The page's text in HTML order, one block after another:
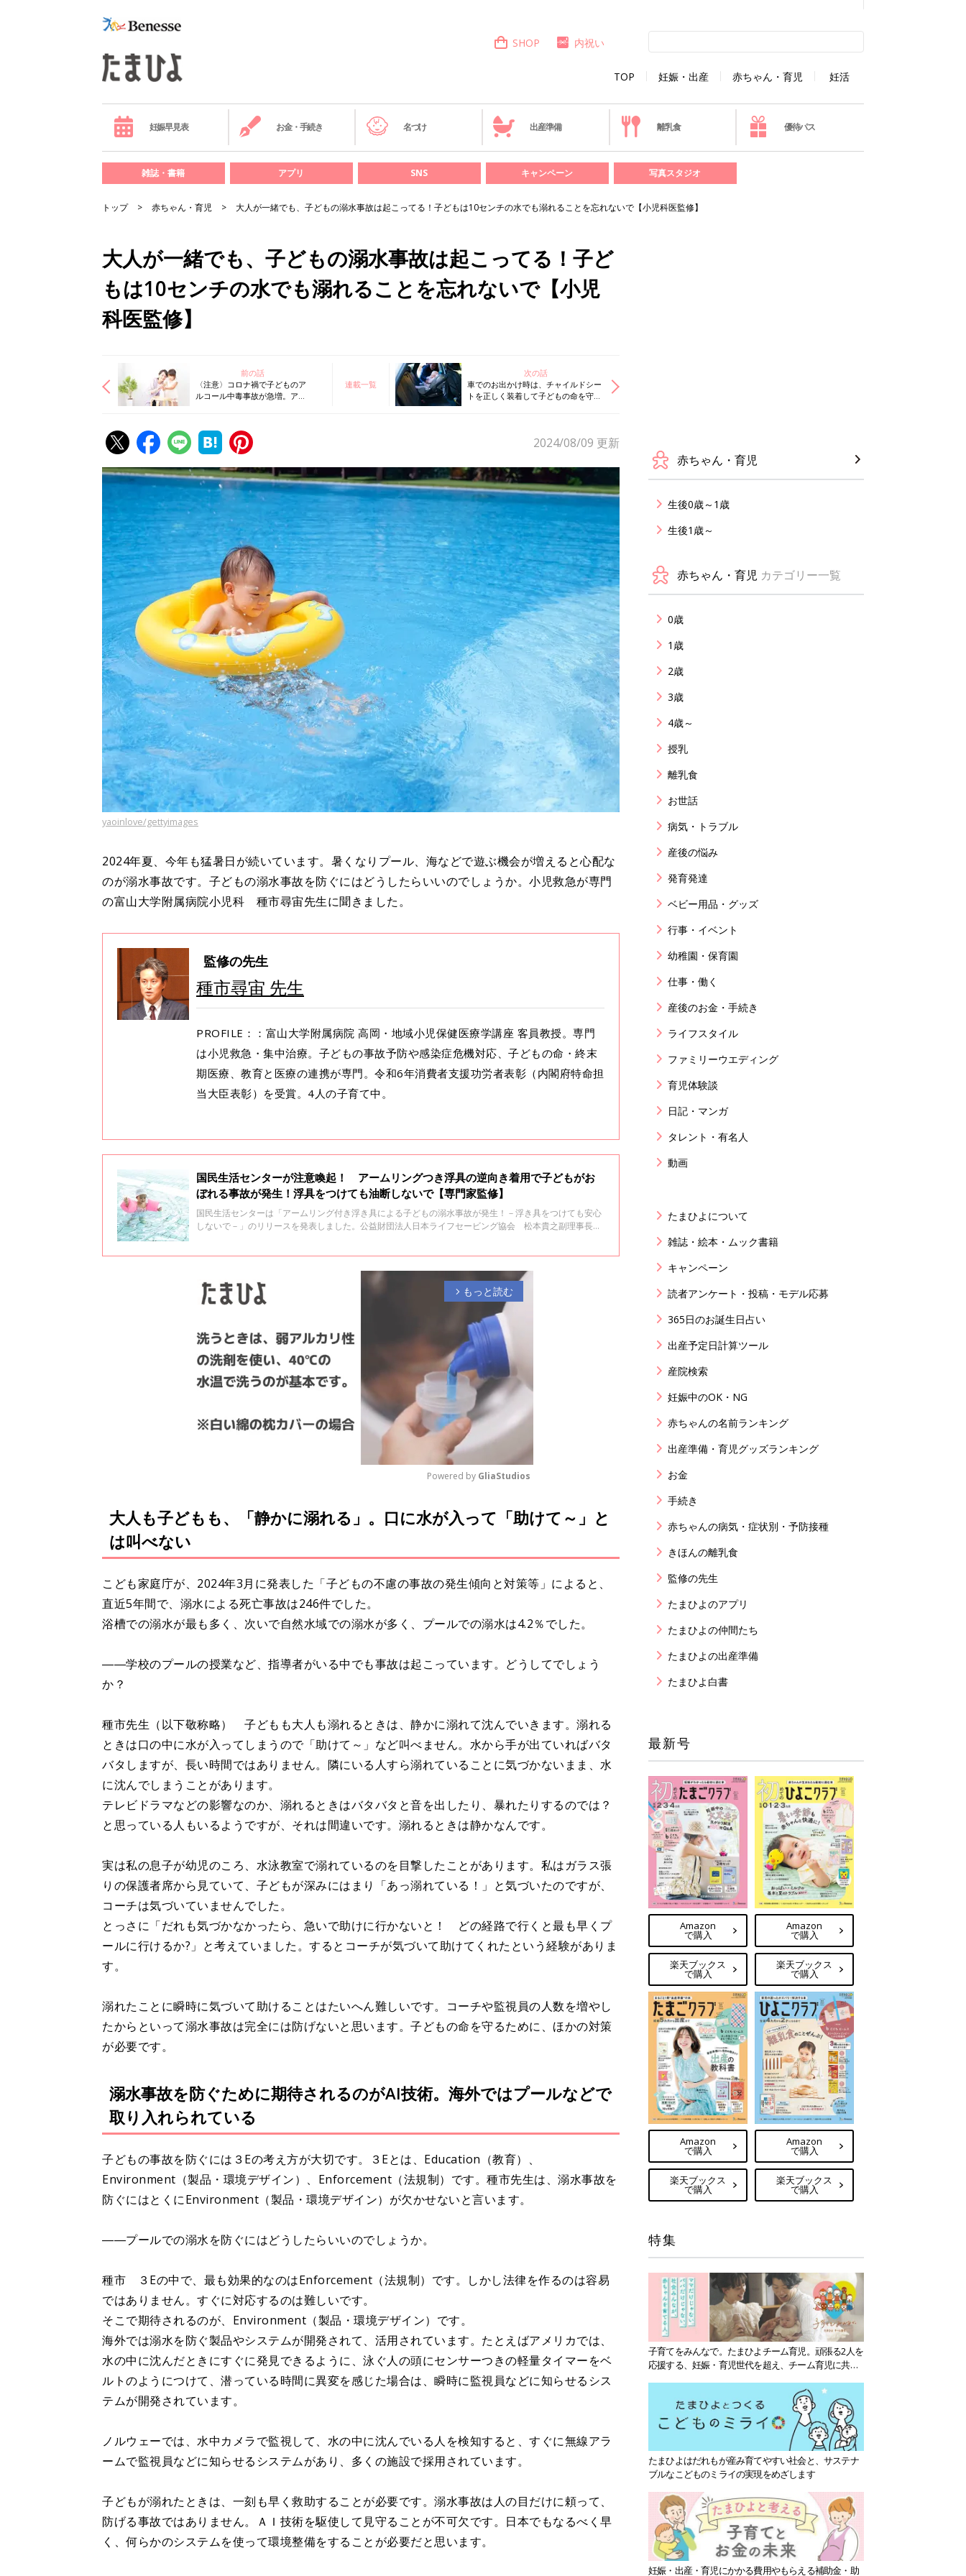
TOP 妊娠・出産 赤ちゃん・育児 妊活
SHOP 内祝い
妊娠早見表 お金・手続き 名づけ 出産準備 離乳食 優待パス
雑誌・書籍 アプリ SNS キャンペーン 写真スタジオ
トップ 赤ちゃん・育児 大人が一緒でも、子どもの溺水事故は起こってる！子どもは10センチの水でも溺れることを忘れないで【小児科医監修】
大人が一緒でも、子どもの溺水事故は起こってる！子ど
もは10センチの水でも溺れることを忘れないで【小児
科医監修】
前の話
〈注意〉コロナ禍で子どものア
ルコール中毒事故が急増。アル
連載一覧
次の話
車でのお出かけ時は、チャイルドシー
トを正しく装着して子どもの命を守っ
2024/08/09 更新
yaoinlove/gettyimages
2024年夏、今年も猛暑日が続いています。暑くなりプール、海などで遊ぶ機会が増えると心配な
のが溺水事故です。子どもの溺水事故を防ぐにはどうしたらいいのでしょうか。小児救急が専門
の富山大学附属病院小児科 種市尋宙先生に聞きました。
監修の先生
種市尋宙 先生
PROFILE：：富山大学附属病院 高岡・地域小児保健医療学講座 客員教授。専門
は小児救急・集中治療。子どもの事故予防や感染症危機対応、子どもの命・終末
期医療、教育と医療の連携が専門。令和6年消費者支援功労者表彰（内閣府特命担
当大臣表彰）を受賞。4人の子育て中。
国民生活センターが注意喚起！ アームリングつき浮具の逆向き着用で子どもがお
ぼれる事故が発生！浮具をつけても油断しないで【専門家監修】
国民生活センターは「アームリング付き浮き具による子どもの溺水事故が発生！－浮き具をつけても安心
しないで－」のリリースを発表しました。公益財団法人日本ライフセービング協会 松本貴之副理事長
arrow_forward_ios もっと読む
M
t
e
Powered by GliaStudios
大人も子どもも、「静かに溺れる」。口に水が入って「助けて～」と
は叫べない
こども家庭庁が、2024年3月に発表した「子どもの不慮の事故の発生傾向と対策等」によると、
直近5年間で、溺水による死亡事故は246件でした。
浴槽での溺水が最も多く、次いで自然水域での溺水が多く、プールでの溺水は4.2％でした。
――学校のプールの授業など、指導者がいる中でも事故は起こっています。どうしてでしょう
か？
種市先生（以下敬称略） 子どもも大人も溺れるときは、静かに溺れて沈んでいきます。溺れる
ときは口の中に水が入ってしまうので「助けて～」など叫べません。水から手が出ていればバタ
バタしますが、長い時間ではありません。隣にいる人すら溺れていることに気づかないまま、水
に沈んでしまうことがあります。
テレビドラマなどの影響なのか、溺れるときはバタバタと音を出したり、暴れたりするのでは？
と思っている人もいるようですが、それは間違いです。溺れるときは静かなんです。
実は私の息子が幼児のころ、水泳教室で溺れているのを目撃したことがあります。私はガラス張
りの保護者席から見ていて、子どもが深みにはまり「あっ溺れている！」と気づいたのですが、
コーチは気づいていませんでした。
とっさに「だれも気づかなかったら、急いで助けに行かないと！ どの経路で行くと最も早くプ
ールに行けるか?」と考えていました。するとコーチが気づいて助けてくれたという経験がありま
す。
溺れたことに瞬時に気づいて助けることはたいへん難しいです。コーチや監視員の人数を増やし
たからといって溺水事故は完全には防げないと思います。子どもの命を守るために、ほかの対策
が必要です。
溺水事故を防ぐために期待されるのがAI技術。海外ではプールなどで
取り入れられている
子どもの事故を防ぐには３Eの考え方が大切です。３Eとは、Education（教育）、
Environment（製品・環境デザイン）、Enforcement（法規制）です。種市先生は、溺水事故を
防ぐにはとくにEnvironment（製品・環境デザイン）が欠かせないと言います。
――プールでの溺水を防ぐにはどうしたらいいのでしょうか。
種市 ３Eの中で、最も効果的なのはEnforcement（法規制）です。しかし法律を作るのは容易
ではありません。すぐに対応するのは難しいです。
そこで期待されるのが、Environment（製品・環境デザイン）です。
海外では溺水を防ぐ製品やシステムが開発されて、活用されています。たとえばアメリカでは、
水の中に沈んだときにすぐに発見できるように、泳ぐ人の頭にセンサーつきの軽量タイマーをベ
ルトのようにつけて、潜っている時間に異変を感じた場合は、瞬時に監視員などに知らせるシス
テムが開発されています。
ノルウェーでは、水中カメラで監視して、水の中に沈んでいる人を検知すると、すぐに無線アラ
ームで監視員などに知らせるシステムがあり、多くの施設で採用されています。
子どもが溺れたときは、一刻も早く救助することが必要です。溺水事故は人の目だけに頼って、
防げる事故ではありません。ＡＩ技術を駆使して見守ることが不可欠です。日本でもなるべく早
く、何らかのシステムを使って環境整備をすることが必要だと思います。
赤ちゃん・育児
生後0歳～1歳
生後1歳～
赤ちゃん・育児 カテゴリー一覧
0歳
1歳
2歳
3歳
4歳～
授乳
離乳食
お世話
病気・トラブル
産後の悩み
発育発達
ベビー用品・グッズ
行事・イベント
幼稚園・保育園
仕事・働く
産後のお金・手続き
ライフスタイル
ファミリーウエディング
育児体験談
日記・マンガ
タレント・有名人
動画
たまひよについて
雑誌・絵本・ムック書籍
キャンペーン
読者アンケート・投稿・モデル応募
365日のお誕生日占い
出産予定日計算ツール
産院検索
妊娠中のOK・NG
赤ちゃんの名前ランキング
出産準備・育児グッズランキング
お金
手続き
赤ちゃんの病気・症状別・予防接種
きほんの離乳食
監修の先生
たまひよのアプリ
たまひよの仲間たち
たまひよの出産準備
たまひよ白書
最新号
Amazon
で購入
楽天ブックス
で購入
Amazon
で購入
楽天ブックス
で購入
Amazon
で購入
楽天ブックス
で購入
Amazon
で購入
楽天ブックス
で購入
特集
子育てをみんなで。たまひよチーム育児。頑張る2人を
応援する、妊娠・育児世代を超え、チーム育児に共感
たまひよはだれもが産み育てやすい社会と、サステナ
ブルなこどものミライの実現をめざします
妊娠・出産・育児にかかる費用やもらえる補助金・助